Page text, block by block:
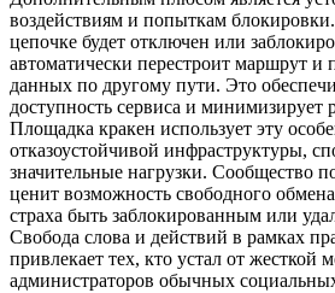
воздействиям и попыткам
цепочке будет отключен или
автоматически перестроит маршрут и
данных по другому пути. Это
доступность сервиса и минимизирует
Площадка кракен использует эту
отказоустойчивой инфраструктуры,
значительные нагрузки. Сообщество
ценит возможность свободного
страха быть заблокированным или
Свобода слова и действий в рамках
привлекает тех, кто устал от жесткой
администраторов обычных